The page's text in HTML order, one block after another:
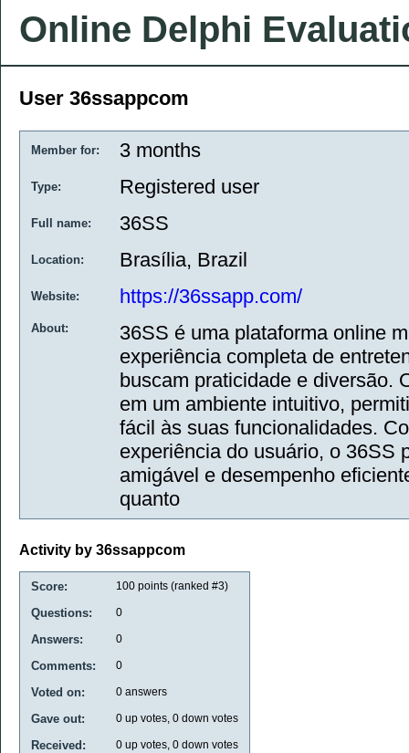
Online Delphi
User 36ssappcom
Member for: 3 months
Type: Registered user
Full name: 36SS
Location: Brasília, Brazil
Website: https://36ssapp.com/
About:
36SS é uma plataforma online
experiência completa de
buscam praticidade e diversão.
em um ambiente intuitivo,
fácil às suas funcionalidades.
experiência do usuário, o 36SS
amigável e desempenho
quanto
Activity by 36ssappcom
Score: 100 points (ranked #3)
Questions: 0
Answers: 0
Comments: 0
Voted on: 0 answers
Gave out: 0 up votes, 0 down votes
Received: 0 up votes, 0 down votes